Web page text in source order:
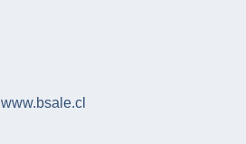
www.bsale.cl